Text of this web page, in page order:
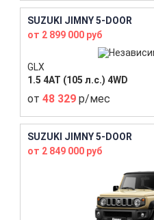
SUZUKI JIMNY 5-DOOR
от 2 899 000 руб
GLX
1.5 4AT (105 л.с.) 4WD
от 48 329 р/мес
SUZUKI JIMNY 5-DOOR
от 2 849 000 руб